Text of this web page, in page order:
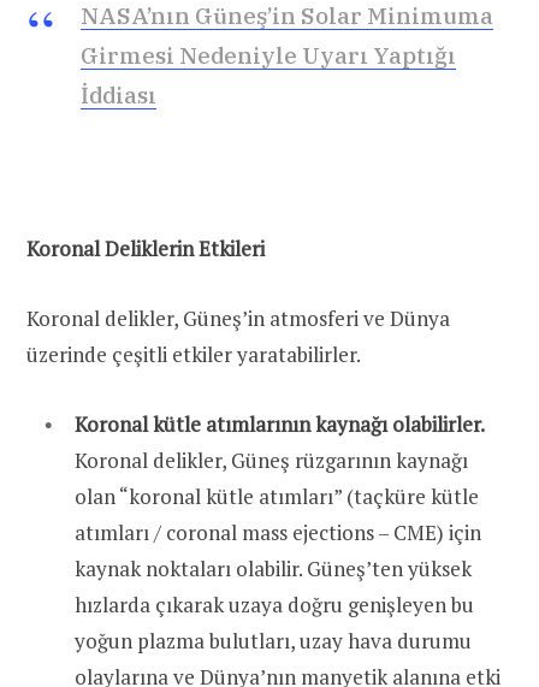
NASA’nın Güneş’in Solar Minimuma
Girmesi Nedeniyle Uyarı Yaptığı
İddiası
Koronal Deliklerin Etkileri
Koronal delikler, Güneş’in atmosferi ve Dünya
üzerinde çeşitli etkiler yaratabilirler.
Koronal kütle atımlarının kaynağı olabilirler.
Koronal delikler, Güneş rüzgarının kaynağı
olan “koronal kütle atımları” (taçküre kütle
atımları / coronal mass ejections – CME) için
kaynak noktaları olabilir. Güneş’ten yüksek
hızlarda çıkarak uzaya doğru genişleyen bu
yoğun plazma bulutları, uzay hava durumu
olaylarına ve Dünya’nın manyetik alanına etki